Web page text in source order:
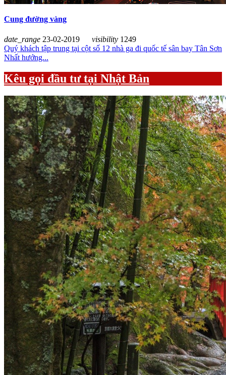
Cung đường vàng
date_range 23-02-2019 visibility 1249
Quý khách tập trung tại cột số 12 nhà ga đi quốc tế sân bay Tân Sơn
Nhất hướng...
Kêu gọi đầu tư tại Nhật Bản